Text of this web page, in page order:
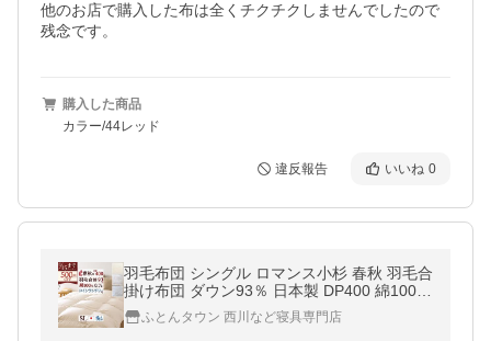
他のお店で購入した布は全くチクチクしませんでしたので
残念です。
購入した商品
カラー/44レッド
違反報告 いいね 0
羽毛布団 シングル ロマンス小杉 春秋 羽毛合
掛け布団 ダウン93％ 日本製 DP400 綿100％
コインランドリー
ふとんタウン 西川など寝具専門店